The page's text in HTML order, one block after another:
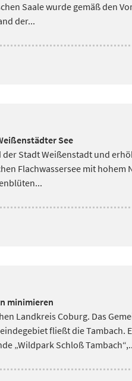
Saale wurde gemäß den
der...
See
Stadt Weißenstadt und
Flachwassersee mit hohem
minimieren
Landkreis Coburg. Das
fließt die Tambach.
„Wildpark Schloß